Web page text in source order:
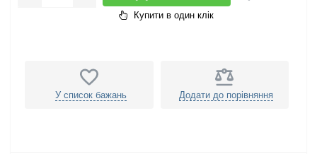
Купити в один клік
У список бажань Додати до порівняння